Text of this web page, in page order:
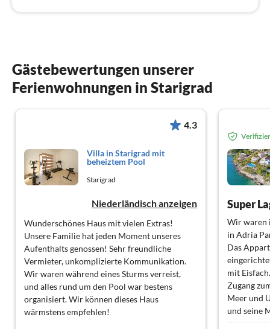
Gästebewertungen unserer
Ferienwohnungen in Starigrad
4.3
Villa in Starigrad mit
beheiztem Pool
Starigrad
Niederländisch anzeigen
Wunderschönes Haus mit vielen Extras!
Unsere Familie hat jeden Moment unseres
Aufenthalts genossen! Sehr freundliche
Vermieter, unkomplizierte Kommunikation.
Wir waren während eines Sturms verreist,
und alles rund um den Pool war bestens
organisiert. Wir können dieses Haus
wärmstens empfehlen!
Super
Wir waren
in Adria
Das
mit
Zugang
Meer und
und seine
Aichinger